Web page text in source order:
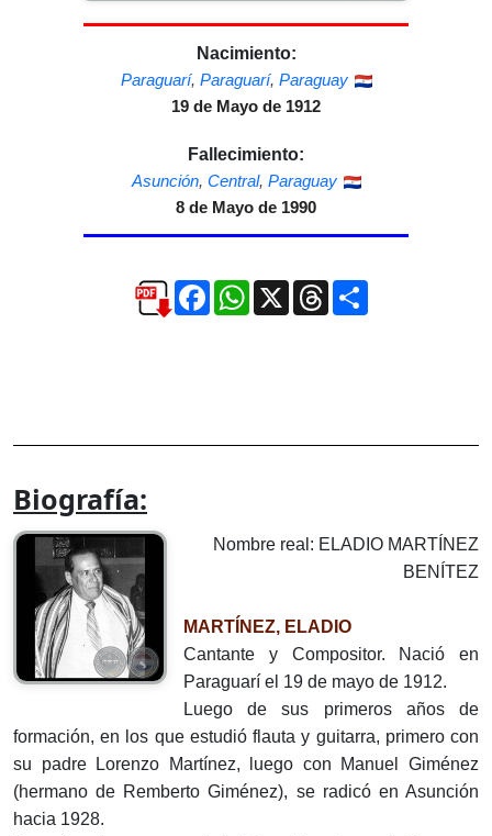
Nacimiento:
Paraguarí, Paraguarí, Paraguay
19 de Mayo de 1912
Fallecimiento:
Asunción, Central, Paraguay
8 de Mayo de 1990
FacebookWhatsApp
X ThreadsCompartir
Biografía:
Nombre real: ELADIO MARTÍNEZ
BENÍTEZ
MARTÍNEZ, ELADIO
Cantante y Compositor. Nació en
Paraguarí el 19 de mayo de 1912.
Luego de sus primeros años de
formación, en los que estudió flauta y guitarra, primero con
su padre Lorenzo Martínez, luego con Manuel Giménez
(hermano de Remberto Giménez), se radicó en Asunción
hacia 1928.